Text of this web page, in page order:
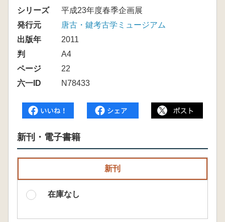
シリーズ
平成23年度春季企画展
発行元
唐古・鍵考古学ミュージアム
出版年
2011
判
A4
ページ
22
六一ID
N78433
新刊・電子書籍
新刊
在庫なし